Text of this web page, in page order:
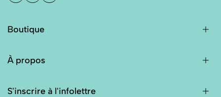
Boutique
À propos
S'inscrire à l'infolettre